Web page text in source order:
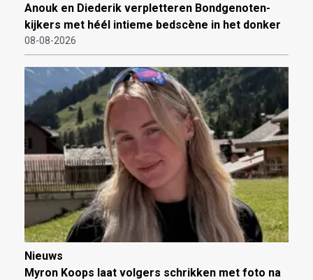
Anouk en Diederik verpletteren Bondgenoten-
kijkers met héél intieme bedscène in het donker
08-08-2026
Nieuws
Myron Koops laat volgers schrikken met foto na